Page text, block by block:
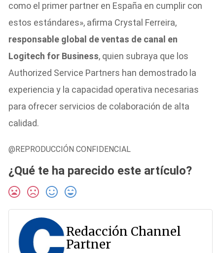
como el primer partner en España en cumplir con
estos estándares», afirma Crystal Ferreira,
responsable global de ventas de canal en
Logitech for Business, quien subraya que los
Authorized Service Partners han demostrado la
experiencia y la capacidad operativa necesarias
para ofrecer servicios de colaboración de alta
calidad.
@REPRODUCCIÓN CONFIDENCIAL
¿Qué te ha parecido este artículo?
Redacción Channel
Partner